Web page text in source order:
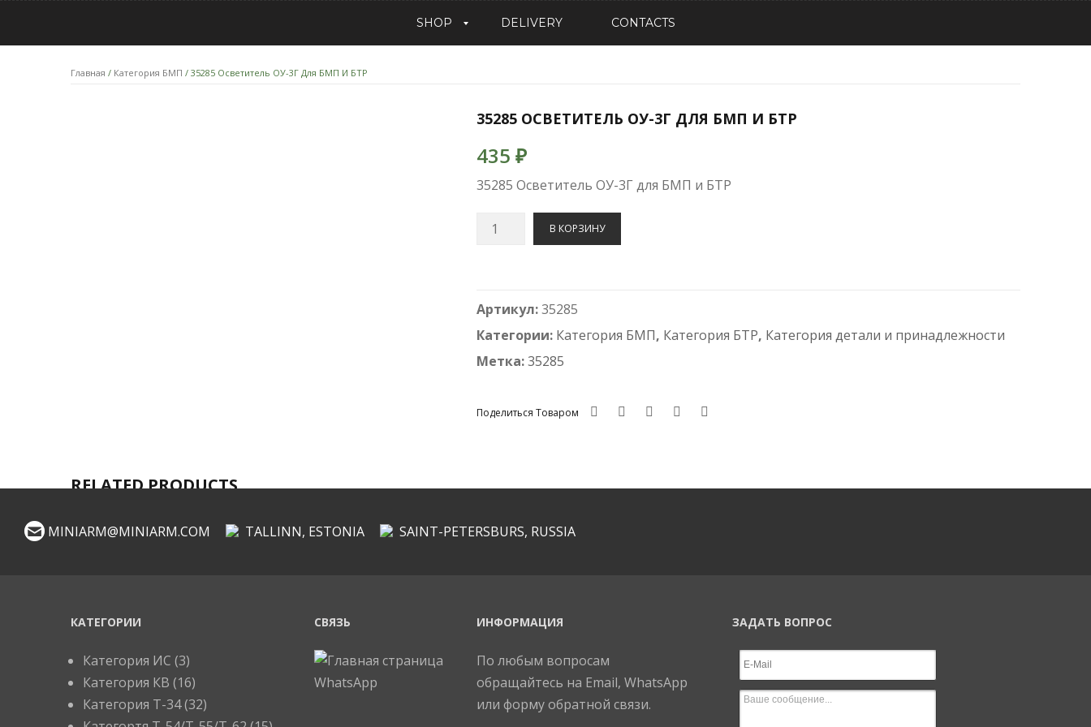
SHOP DELIVERY CONTACTS
Главная / Категория БМП / 35285 Осветитель ОУ-3Г Для БМП И БТР
35285 ОСВЕТИТЕЛЬ ОУ-3Г ДЛЯ БМП И БТР
435 ₽
35285 Осветитель ОУ-3Г для БМП и БТР
Количество
для
БМП
и
В КОРЗИНУ
Артикул:35285
Категории: Категория БМП, Категория БТР, Категория детали и принадлежности
Метка:35285
Поделиться Товаром
RELATED PRODUCTS
MINIARM@MINIARM.COM TALLINN, ESTONIA SAINT-PETERSBURS, RUSSIA
КАТЕГОРИИ
Категория ИС (3)
Категория КВ (16)
Категория Т-34(32)
СВЯЗЬ ИНФОРМАЦИЯ
По любым вопросам
обращайтесь на Email, WhatsApp
или форму обратной связи.
ЗАДАТЬ ВОПРОС